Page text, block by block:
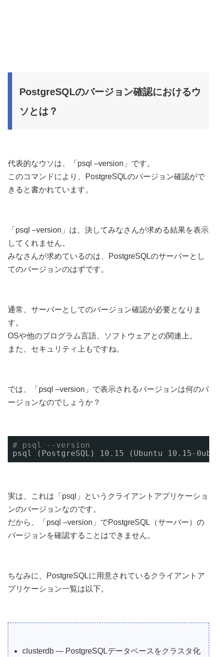
PostgreSQLのバージョン確認におけるウ
ソとは？
代表的なウソは、「psql –version」です。
このコマンドにより、PostgreSQLのバージョン確認がで
きると書かれています。
「psql –version」は、決してみなさんが求める結果を表示
してくれません。
みなさんが求めているのは、PostgreSQLのサーバーとし
てのバージョンのはずです。
通常、サーバーとしてのバージョン確認が必要となりま
す。
OSや他のプログラム言語、ソフトウェアとの関連上。
また、セキュリティ上もですね。
では、「psql –version」で表示されるバージョンは何のバ
ージョンなのでしょうか？
# psql --version
psql (PostgreSQL) 10.15 (Ubuntu 10.15-
実は、これは「psql」というクライアントアプリケーショ
ンのバージョンなのです。
だから、「psql –version」でPostgreSQL（サーバー）の
バージョンを確認することはできません。
ちなみに、PostgreSQLに用意されているクライアントア
プリケーション一覧は以下。
clusterdb — PostgreSQLデータベースをクラスタ化